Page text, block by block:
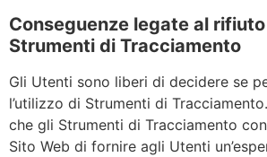
Conseguenze legate al
Strumenti di Tracciamento
Gli Utenti sono liberi di decidere se
l’utilizzo di Strumenti di
che gli Strumenti di Tracciamento
Sito Web di fornire agli Utenti